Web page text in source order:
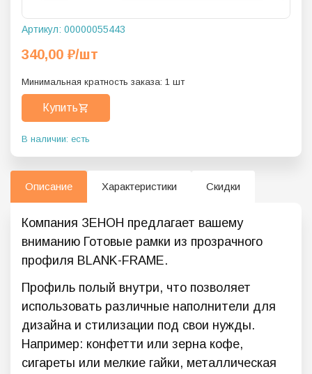
Артикул: 00000055443
340,00 ₽/шт
Минимальная кратность заказа: 1 шт
Купить
В наличии: есть
Описание Характеристики Скидки
Компания ЗЕНОН предлагает вашему
вниманию Готовые рамки из прозрачного
профиля BLANK-FRAME.
Профиль полый внутри, что позволяет
использовать различные наполнители для
дизайна и стилизации под свои нужды.
Например: конфетти или зерна кофе,
сигареты или мелкие гайки, металлическая